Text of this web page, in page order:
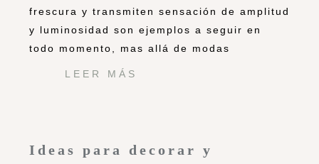
frescura y transmiten sensación de amplitud
y luminosidad son ejemplos a seguir en
todo momento, mas allá de modas
LEER MÁS
Ideas para decorar y